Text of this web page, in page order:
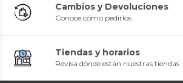
Cambios y Devoluciones
Conoce cómo pedirlos
Tiendas y horarios
Revisa dónde están nuestras tiendas